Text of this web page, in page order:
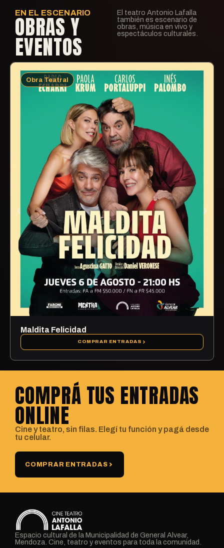
EN EL ESCENARIO
OBRAS Y
EVENTOS
El teatro Antonio Lafalla
también es escenario de
obras, música en vivo y
espectáculos culturales.
Obra Teatral
Maldita Felicidad
COMPRAR ENTRADAS
COMPRÁ TUS ENTRADAS
ONLINE
Cine y teatro, sin filas. Elegí tu función y pagá desde
tu celular.
COMPRAR ENTRADAS
Espacio cultural de la Municipalidad de General Alvear,
Mendoza. Cine, teatro y eventos para toda la comunidad.